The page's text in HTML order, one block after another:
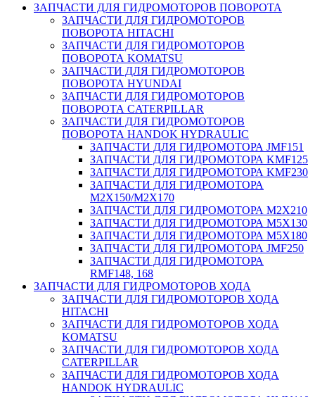
ЗАПЧАСТИ ДЛЯ ГИДРОМОТОРОВ ПОВОРОТА
ЗАПЧАСТИ ДЛЯ ГИДРОМОТОРОВ
ПОВОРОТА HITACHI
ЗАПЧАСТИ ДЛЯ ГИДРОМОТОРОВ
ПОВОРОТА KOMATSU
ЗАПЧАСТИ ДЛЯ ГИДРОМОТОРОВ
ПОВОРОТА HYUNDAI
ЗАПЧАСТИ ДЛЯ ГИДРОМОТОРОВ
ПОВОРОТА CATERPILLAR
ЗАПЧАСТИ ДЛЯ ГИДРОМОТОРОВ
ПОВОРОТА HANDOK HYDRAULIC
ЗАПЧАСТИ ДЛЯ ГИДРОМОТОРА JMF151
ЗАПЧАСТИ ДЛЯ ГИДРОМОТОРА KMF125
ЗАПЧАСТИ ДЛЯ ГИДРОМОТОРА KMF230
ЗАПЧАСТИ ДЛЯ ГИДРОМОТОРА
M2X150/M2X170
ЗАПЧАСТИ ДЛЯ ГИДРОМОТОРА M2X210
ЗАПЧАСТИ ДЛЯ ГИДРОМОТОРА M5X130
ЗАПЧАСТИ ДЛЯ ГИДРОМОТОРА M5X180
ЗАПЧАСТИ ДЛЯ ГИДРОМОТОРА JMF250
ЗАПЧАСТИ ДЛЯ ГИДРОМОТОРА
RMF148, 168
ЗАПЧАСТИ ДЛЯ ГИДРОМОТОРОВ ХОДА
ЗАПЧАСТИ ДЛЯ ГИДРОМОТОРОВ ХОДА
HITACHI
ЗАПЧАСТИ ДЛЯ ГИДРОМОТОРОВ ХОДА
KOMATSU
ЗАПЧАСТИ ДЛЯ ГИДРОМОТОРОВ ХОДА
CATERPILLAR
ЗАПЧАСТИ ДЛЯ ГИДРОМОТОРОВ ХОДА
HANDOK HYDRAULIC